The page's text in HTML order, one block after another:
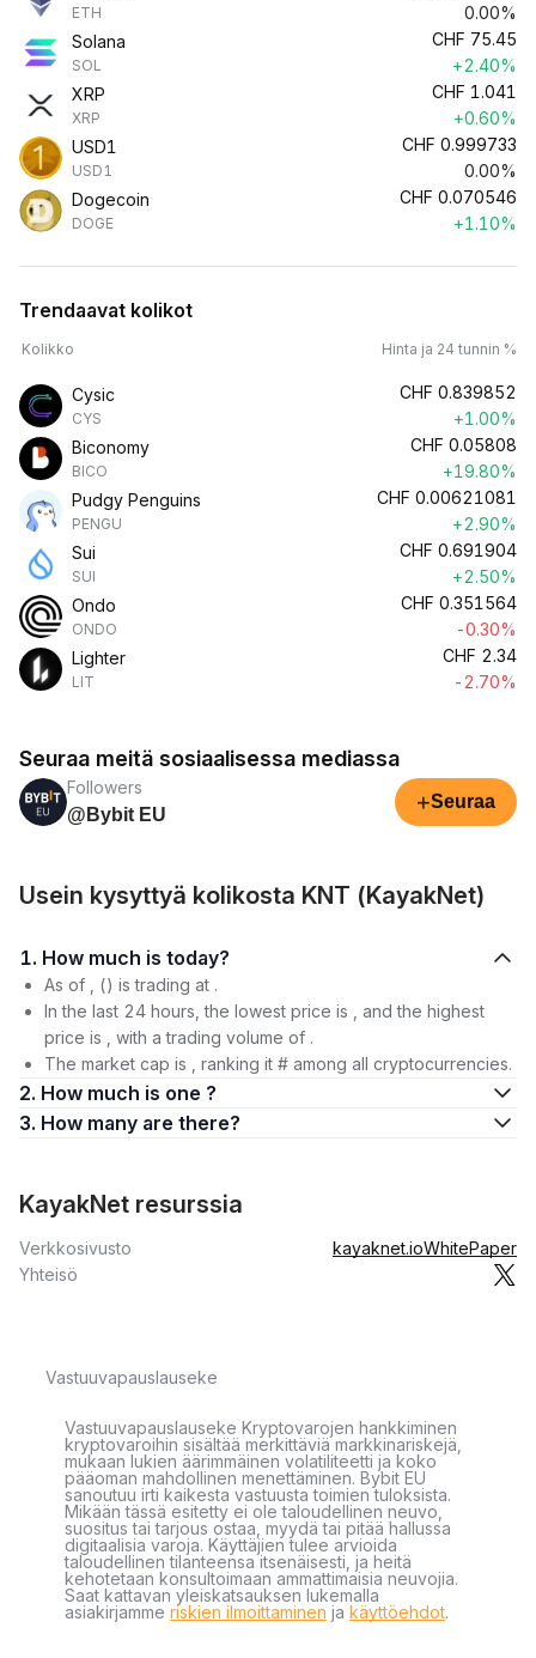
ETH
0.00%
Solana
SOL
CHF 75.45
+2.40%
XRP
XRP
CHF 1.041
+0.60%
USD1
USD1
CHF 0.999733
0.00%
Dogecoin
DOGE
CHF 0.070546
+1.10%
Trendaavat kolikot
Kolikko Hinta ja 24 tunnin %
Cysic
CYS
CHF 0.839852
+1.00%
Biconomy
BICO
CHF 0.05808
+19.80%
Pudgy Penguins
PENGU
CHF 0.00621081
+2.90%
Sui
SUI
CHF 0.691904
+2.50%
Ondo
ONDO
CHF 0.351564
-0.30%
Lighter
LIT
CHF 2.34
-2.70%
Seuraa meitä sosiaalisessa mediassa
Followers
@Bybit EU
+Seuraa
Usein kysyttyä kolikosta KNT (KayakNet)
1. How much is today?
As of , () is trading at .
In the last 24 hours, the lowest price is , and the highest
price is , with a trading volume of .
The market cap is , ranking it # among all cryptocurrencies.
2. How much is one ?
3. How many are there?
KayakNet resurssia
Verkkosivusto kayaknet.ioWhitePaper
Yhteisö
Vastuuvapauslauseke
Vastuuvapauslauseke Kryptovarojen hankkiminen
kryptovaroihin sisältää merkittäviä markkinariskejä,
mukaan lukien äärimmäinen volatiliteetti ja koko
pääoman mahdollinen menettäminen. Bybit EU
sanoutuu irti kaikesta vastuusta toimien tuloksista.
Mikään tässä esitetty ei ole taloudellinen neuvo,
suositus tai tarjous ostaa, myydä tai pitää hallussa
digitaalisia varoja. Käyttäjien tulee arvioida
taloudellinen tilanteensa itsenäisesti, ja heitä
kehotetaan konsultoimaan ammattimaisia neuvojia.
Saat kattavan yleiskatsauksen lukemalla
asiakirjamme riskien ilmoittaminen ja käyttöehdot.